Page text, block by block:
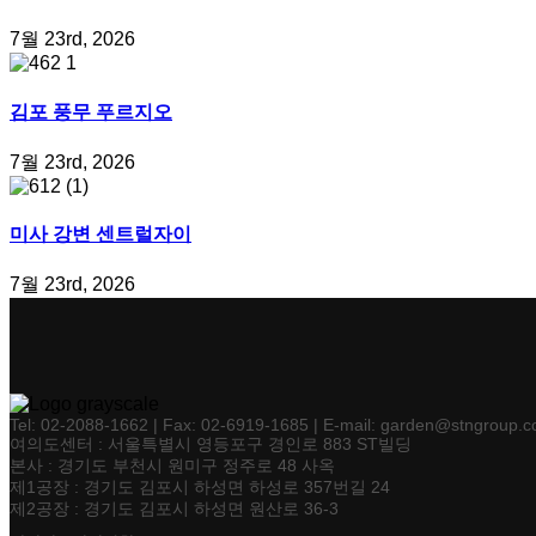
7월 23rd, 2026
김포 풍무 푸르지오
7월 23rd, 2026
미사 강변 센트럴자이
7월 23rd, 2026
Tel: 02-2088-1662 | Fax: 02-6919-1685 | E-mail:
여의도센터 : 서울특별시 영등포구 경인로 883 ST빌딩
본사 : 경기도 부천시 원미구 정주로 48 사옥
제1공장 : 경기도 김포시 하성면 하성로 357번길 24
제2공장 : 경기도 김포시 하성면 원산로 36-3